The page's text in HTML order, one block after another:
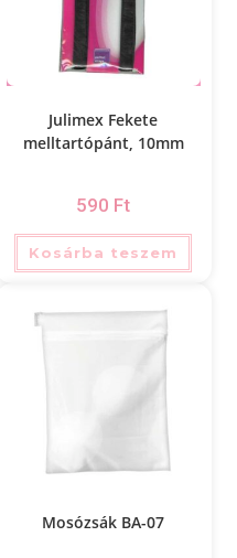
Julimex Fekete
melltartópánt, 10mm
590 Ft
Kosárba teszem
Mosózsák BA-07